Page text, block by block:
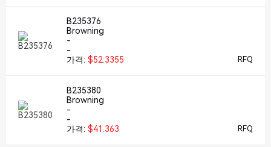
B235376
Browning
-
-
가격: $52.3355 RFQ
B235380
Browning
-
-
가격: $41.363 RFQ